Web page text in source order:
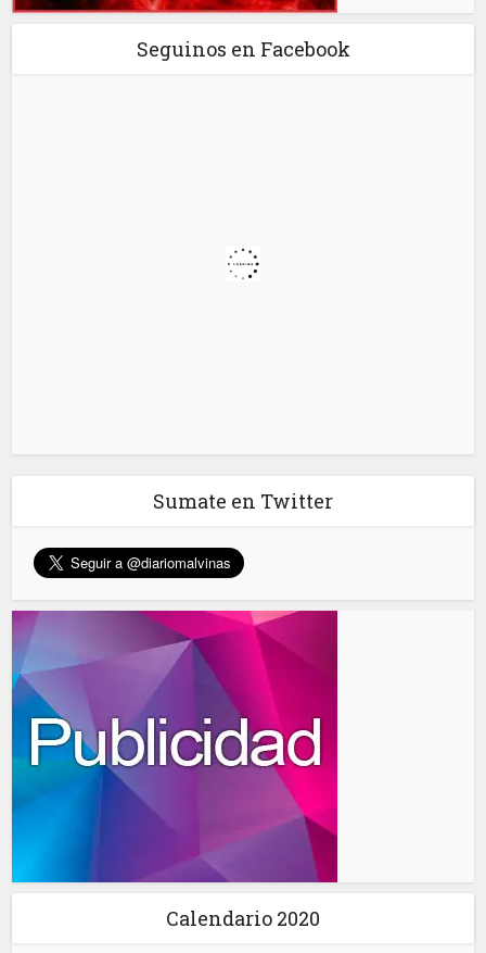
Seguinos en Facebook
Sumate en Twitter
Calendario 2020